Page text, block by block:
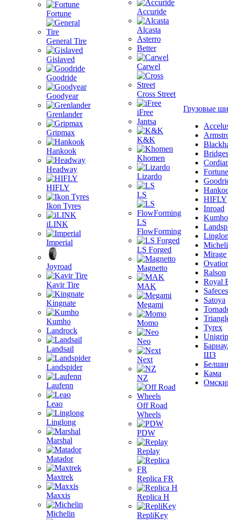
Fortune
General Tire
Gislaved
Goodride
Goodyear
Grenlander
Gripmax
Hankook
Headway
HIFLY
Ikon Tyres
iLINK
Imperial
Joyroad
Kavir Tire
Kingnate
Kumho
Landrock
Landsail
Landspider
Laufenn
Leao
Linglong
Marshal
Matador
Maxtrek
Maxxis
Michelin
Accuride
Alcasta
Asterro
Better
Carwel
Cross Street
iFree
Jantsa
K&K
Khomen
Lizardo
LS
LS
FlowForming
LS Forged
Magnetto
MAK
Megami
Momo
Neo
Next
NZ
Off Road
Wheels
PDW
Replay
Replica FR
Replica H
RepliKey
Грузовые
Fortune
HIFLY
Inroad
Kumho
Mirage
Ralson
Royal
Satoya
Tyrex
Unigrip
ШЗ
Кама